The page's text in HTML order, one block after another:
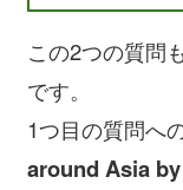
この2つの質問
です。
1つ目の質問へ
around Asia